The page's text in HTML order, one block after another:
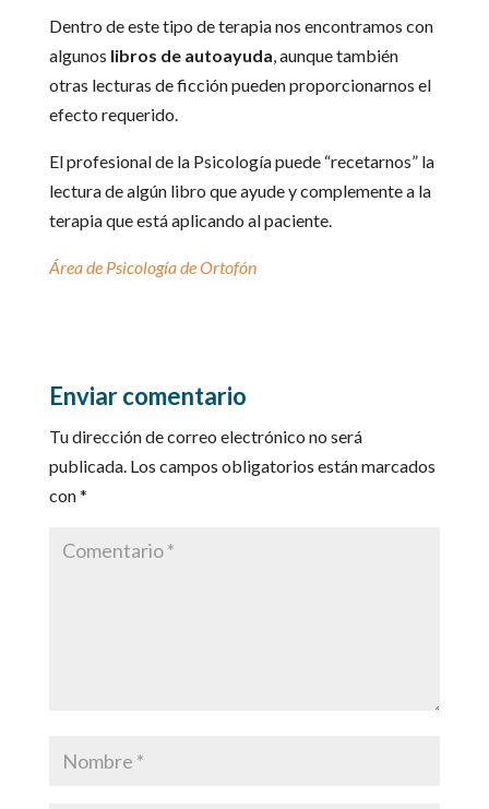
Dentro de este tipo de terapia nos encontramos con
algunos libros de autoayuda, aunque también
otras lecturas de ficción pueden proporcionarnos el
efecto requerido.
El profesional de la Psicología puede “recetarnos” la
lectura de algún libro que ayude y complemente a la
terapia que está aplicando al paciente.
Área de Psicología de Ortofón
Enviar comentario
Tu dirección de correo electrónico no será
publicada. Los campos obligatorios están marcados
con*